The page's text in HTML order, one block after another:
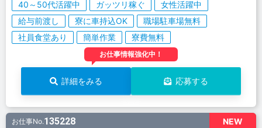
40～50代活躍中
ガッツリ稼ぐ
女性活躍中
給与前渡し
寮に車持込OK
職場駐車場無料
社員食堂あり
簡単作業 寮費無料
お仕事情報強化中！
詳細をみる 応募する
NEW
お仕事No.135228